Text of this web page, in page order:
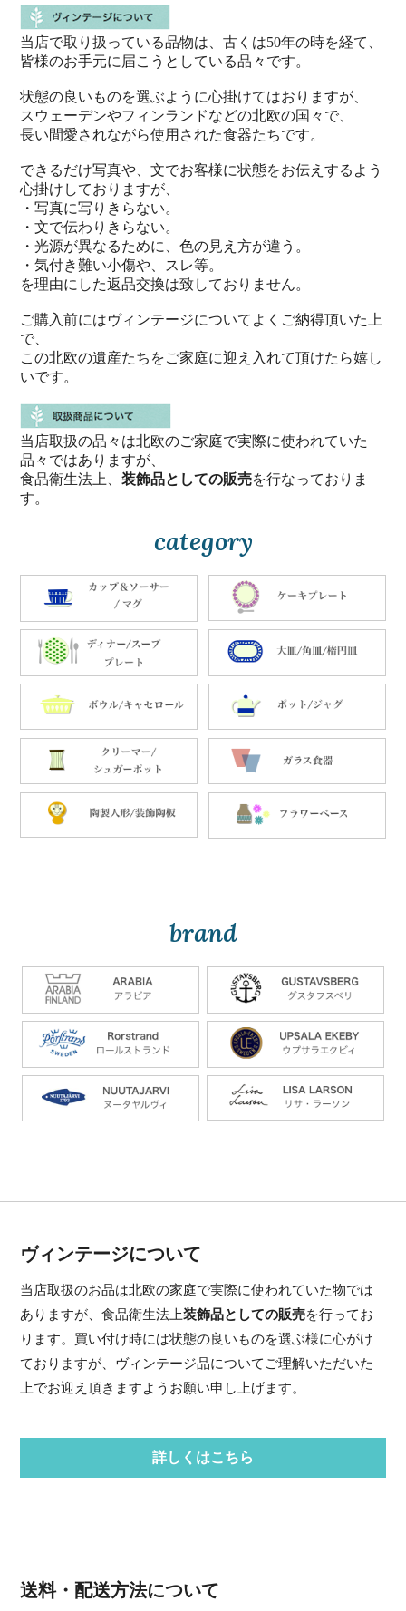
当店で取り扱っている品物は、古くは50年の時を経て、
皆様のお手元に届こうとしている品々です。
状態の良いものを選ぶように心掛けてはおりますが、
スウェーデンやフィンランドなどの北欧の国々で、
長い間愛されながら使用された食器たちです。
できるだけ写真や、文でお客様に状態をお伝えするよう
心掛けしておりますが、
・写真に写りきらない。
・文で伝わりきらない。
・光源が異なるために、色の見え方が違う。
・気付き難い小傷や、スレ等。
を理由にした返品交換は致しておりません。
ご購入前にはヴィンテージについてよくご納得頂いた上
で、
この北欧の遺産たちをご家庭に迎え入れて頂けたら嬉し
いです。
当店取扱の品々は北欧のご家庭で実際に使われていた
品々ではありますが、
食品衛生法上、装飾品としての販売を行なっておりま
す。
category
brand
ヴィンテージについて
当店取扱のお品は北欧の家庭で実際に使われていた物では
ありますが、食品衛生法上装飾品としての販売を行ってお
ります。買い付け時には状態の良いものを選ぶ様に心がけ
ておりますが、ヴィンテージ品についてご理解いただいた
上でお迎え頂きますようお願い申し上げます。
詳しくはこちら
送料・配送方法について